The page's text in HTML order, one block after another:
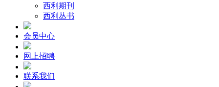
西利期刊
西利丛书
会员中心
网上招聘
联系我们